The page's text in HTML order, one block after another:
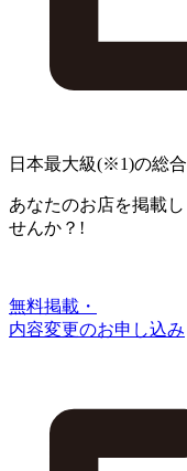
日本最大級(※1)の総
あなたのお店を掲載
せんか？!
無料掲載・
内容変更のお申し込み